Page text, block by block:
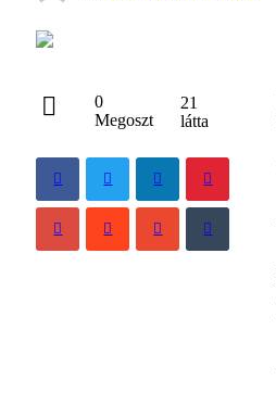
0
Megoszt
21
látta